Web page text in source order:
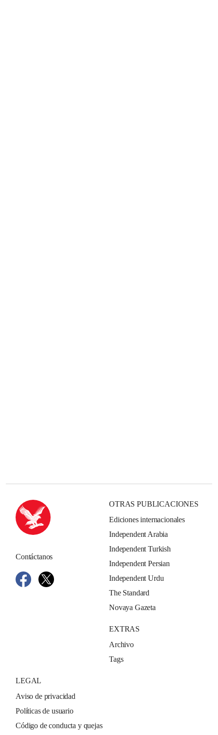
Contáctanos
OTRAS PUBLICACIONES
Ediciones internacionales
Independent Arabia
Independent Turkish
Independent Persian
Independent Urdu
The Standard
Novaya Gazeta
EXTRAS
Archivo
Tags
LEGAL
Aviso de privacidad
Políticas de usuario
Código de conducta y quejas